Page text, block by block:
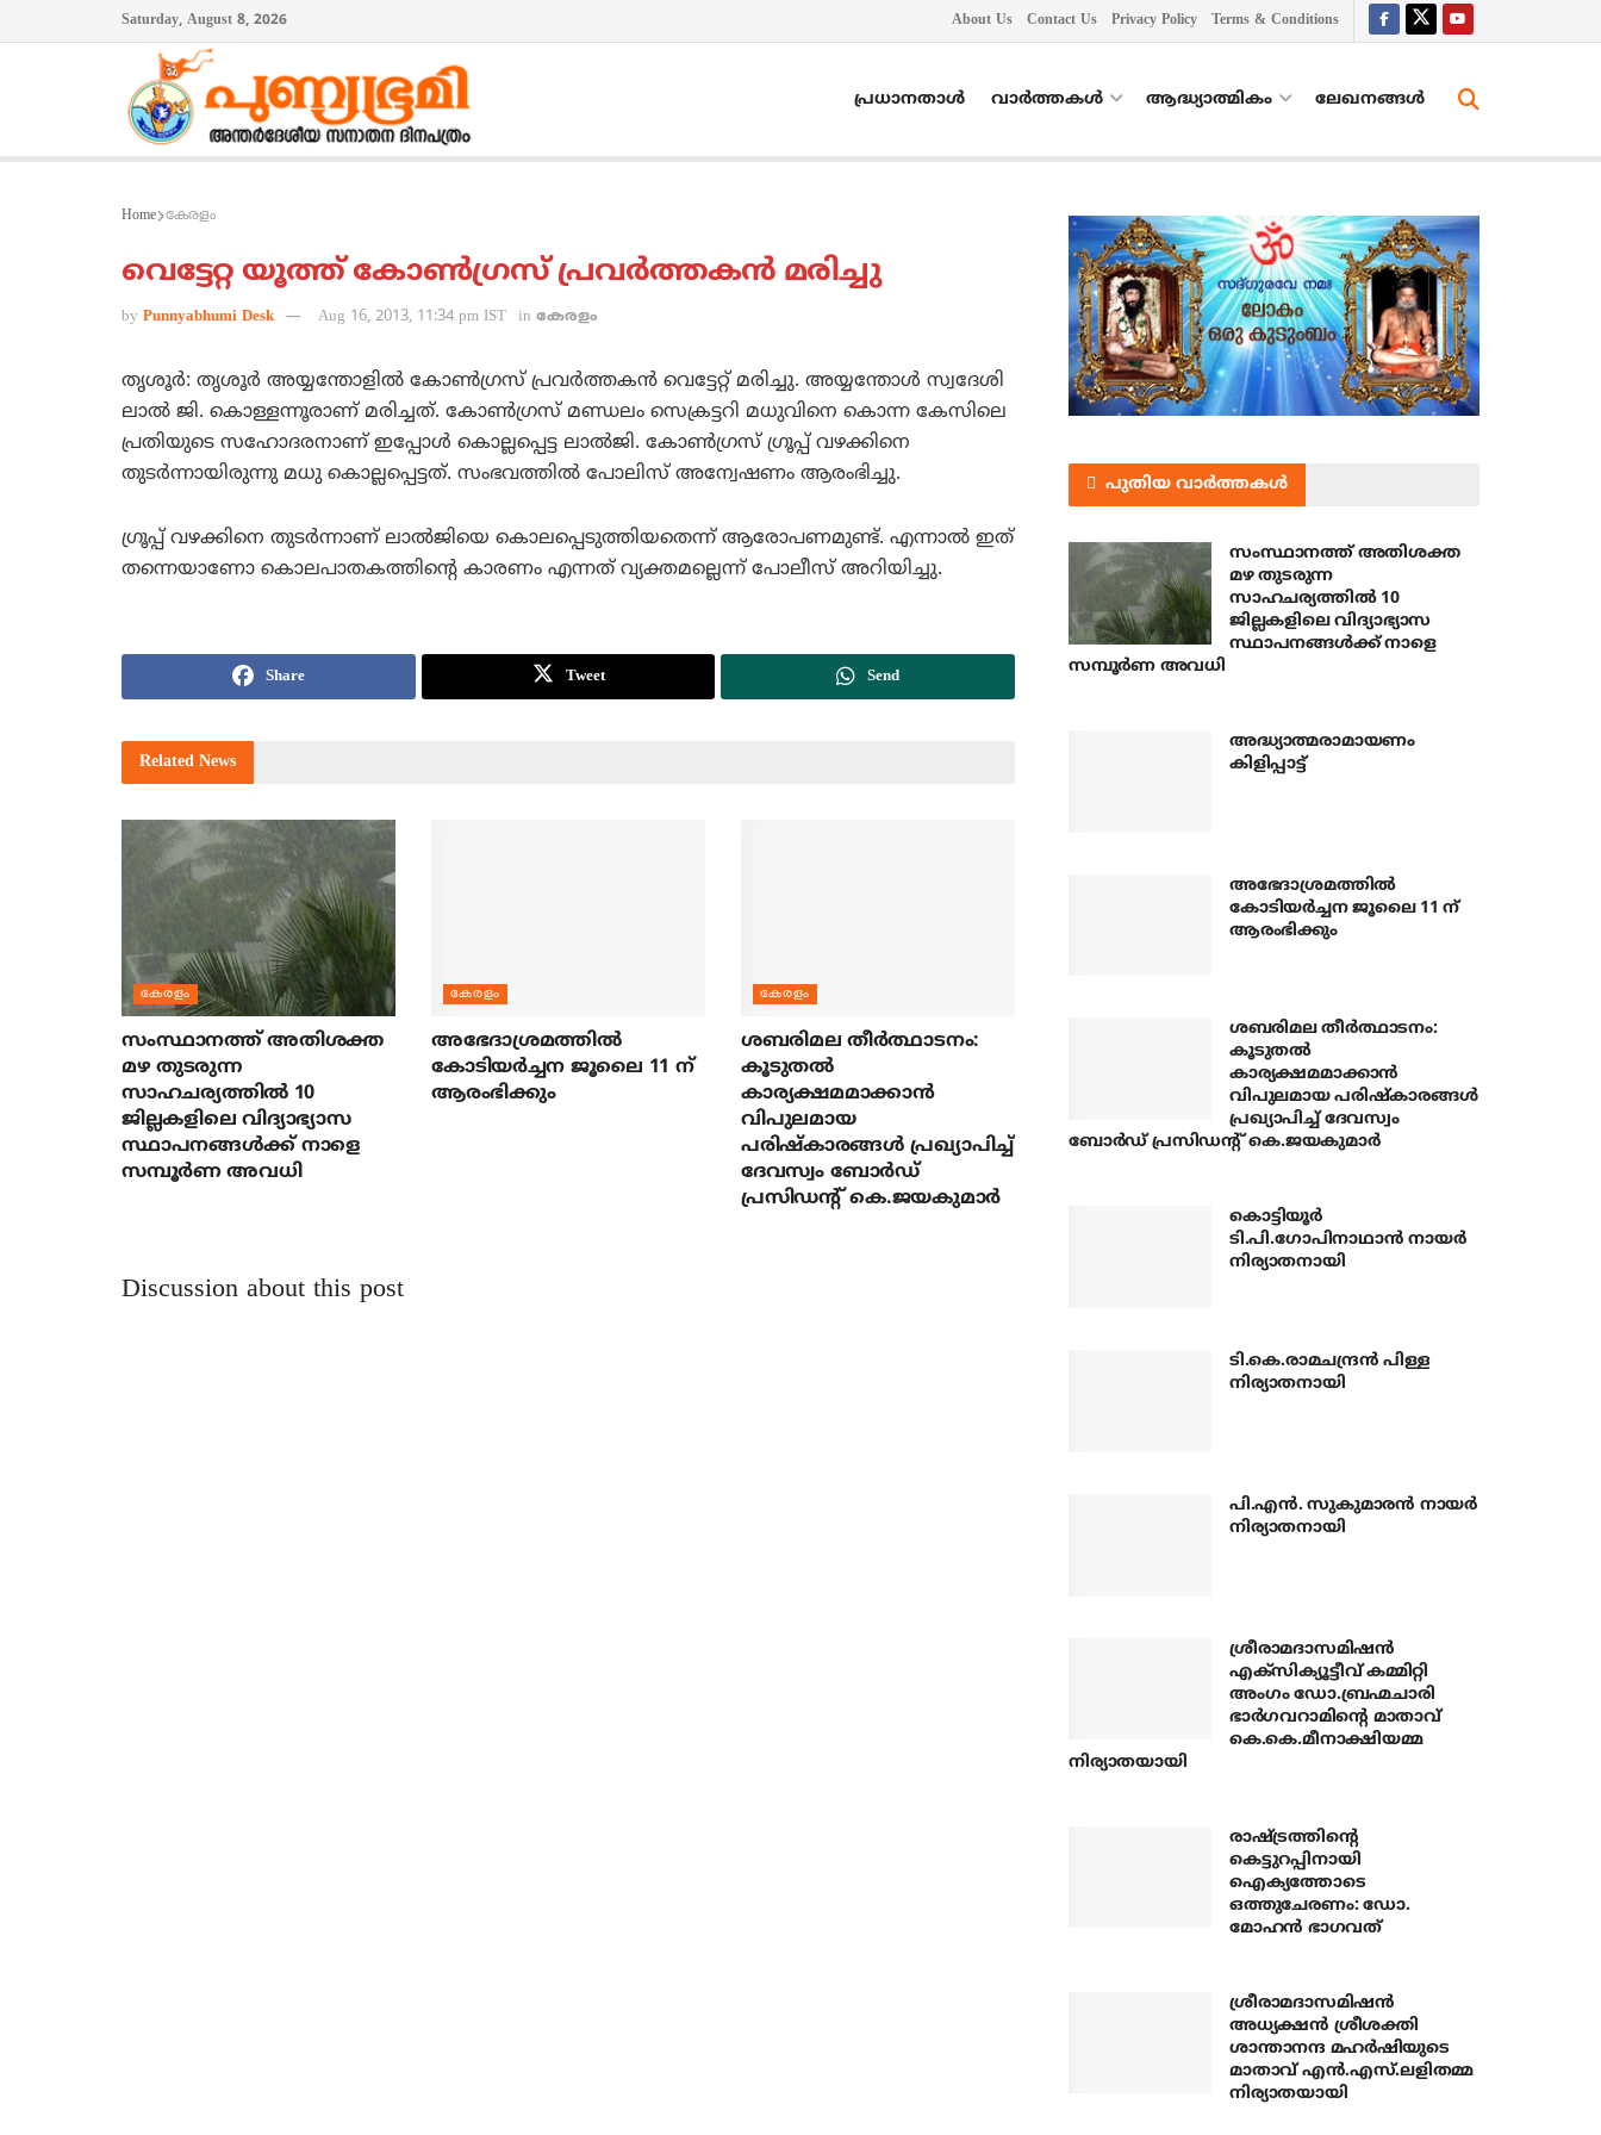
Saturday, August 8, 2026 About Us Contact Us Privacy Policy Terms & Conditions
പ്രധാനതാൾ വാർത്തകൾ ആദ്ധ്യാത്മികം ലേഖനങ്ങള്‍
Home കേരളം
വെട്ടേറ്റ യൂത്ത് കോണ്‍ഗ്രസ് പ്രവര്‍ത്തകന്‍ മരിച്ചു
by Punnyabhumi Desk Aug 16, 2013, 11:34 pm IST in കേരളം
തൃശൂര്‍: തൃശൂര്‍ അയ്യന്തോളില്‍ കോണ്‍ഗ്രസ് പ്രവര്‍ത്തകന്‍ വെട്ടേറ്റ് മരിച്ചു. അയ്യന്തോള്‍ സ്വദേശി
ലാല്‍ ജി. കൊള്ളന്നൂരാണ് മരിച്ചത്. കോണ്‍ഗ്രസ് മണ്ഡലം സെക്രട്ടറി മധുവിനെ കൊന്ന കേസിലെ
പ്രതിയുടെ സഹോദരനാണ് ഇപ്പോള്‍ കൊല്ലപ്പെട്ട ലാല്‍ജി. കോണ്‍ഗ്രസ് ഗ്രൂപ്പ് വഴക്കിനെ
തുടര്‍ന്നായിരുന്നു മധു കൊല്ലപ്പെട്ടത്. സംഭവത്തില്‍ പോലിസ് അന്വേഷണം ആരംഭിച്ചു.
ഗ്രൂപ്പ് വഴക്കിനെ തുടര്‍ന്നാണ് ലാല്‍ജിയെ കൊലപ്പെടുത്തിയതെന്ന് ആരോപണമുണ്ട്. എന്നാല്‍ ഇത്
തന്നെയാണോ കൊലപാതകത്തിന്റെ കാരണം എന്നത് വ്യക്തമല്ലെന്ന് പോലീസ് അറിയിച്ചു.
Share Tweet Send
Related News
കേരളം
സംസ്ഥാനത്ത് അതിശക്ത
മഴ തുടരുന്ന
സാഹചര്യത്തിൽ 10
ജില്ലകളിലെ വിദ്യാഭ്യാസ
സ്ഥാപനങ്ങൾക്ക് നാളെ
സമ്പൂർണ അവധി
കേരളം
അഭേദാശ്രമത്തില്‍
കോടിയര്‍ച്ചന ജൂലൈ 11 ന്
ആരംഭിക്കും
കേരളം
ശബരിമല തീര്‍ത്ഥാടനം:
കൂടുതല്‍
കാര്യക്ഷമമാക്കാന്‍
വിപുലമായ
പരിഷ്‌കാരങ്ങള്‍ പ്രഖ്യാപിച്ച്
ദേവസ്വം ബോര്‍ഡ്
പ്രസിഡന്റ് കെ.ജയകുമാര്‍
Discussion about this post
പുതിയ വാർത്തകൾ
സംസ്ഥാനത്ത് അതിശക്ത
മഴ തുടരുന്ന
സാഹചര്യത്തിൽ 10
ജില്ലകളിലെ വിദ്യാഭ്യാസ
സ്ഥാപനങ്ങൾക്ക് നാളെ
സമ്പൂർണ അവധി
അദ്ധ്യാത്മരാമായണം
കിളിപ്പാട്ട്
അഭേദാശ്രമത്തില്‍
കോടിയര്‍ച്ചന ജൂലൈ 11 ന്
ആരംഭിക്കും
ശബരിമല തീര്‍ത്ഥാടനം:
കൂടുതല്‍
കാര്യക്ഷമമാക്കാന്‍
വിപുലമായ പരിഷ്‌കാരങ്ങള്‍
പ്രഖ്യാപിച്ച് ദേവസ്വം
ബോര്‍ഡ് പ്രസിഡന്റ് കെ.ജയകുമാര്‍
കൊട്ടിയൂര്‍
ടി.പി.ഗോപിനാഥാന്‍ നായര്‍
നിര്യാതനായി
ടി.കെ.രാമചന്ദ്രന്‍ പിള്ള
നിര്യാതനായി
പി.എന്‍. സുകുമാരന്‍ നായര്‍
നിര്യാതനായി
ശ്രീരാമദാസമിഷന്‍
എക്‌സിക്യൂട്ടീവ് കമ്മിറ്റി
അംഗം ഡോ.ബ്രഹ്മചാരി
ഭാര്‍ഗവറാമിന്റെ മാതാവ്
കെ.കെ.മീനാക്ഷിയമ്മ
നിര്യാതയായി
രാഷ്ട്രത്തിന്റെ
കെട്ടുറപ്പിനായി
ഐക്യത്തോടെ
ഒത്തുചേരണം: ഡോ.
മോഹന്‍ ഭാഗവത്
ശ്രീരാമദാസമിഷന്‍
അധ്യക്ഷന്‍ ശ്രീശക്തി
ശാന്താനന്ദ മഹര്‍ഷിയുടെ
മാതാവ് എന്‍.എസ്.ലളിതമ്മ
നിര്യാതയായി